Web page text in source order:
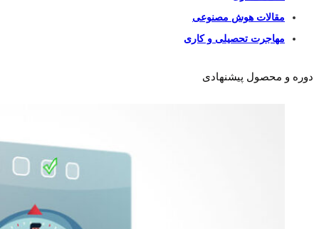
مقالات هوش مصنوعی
مهاجرت تحصیلی و کاری
دوره و محصول پیشنهادی